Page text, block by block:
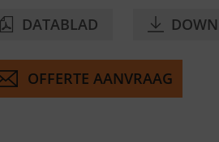
DATABLAD
OFFERTE AANVRAAG